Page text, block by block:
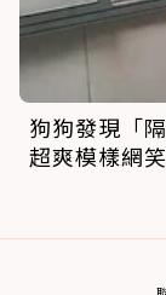
狗狗發現「
超爽模樣網